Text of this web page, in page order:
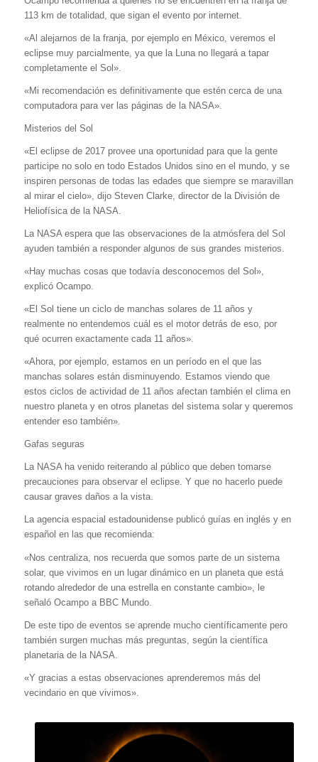
113 km de totalidad, que sigan el evento por internet.
«Al alejarnos de la franja, por ejemplo en México, veremos el
eclipse muy parcialmente, ya que la Luna no llegará a tapar
completamente el Sol».
«Mi recomendación es definitivamente que estén cerca de una
computadora para ver las páginas de la NASA».
Misterios del Sol
«El eclipse de 2017 provee una oportunidad para que la gente
participe no solo en todo Estados Unidos sino en el mundo, y se
inspiren personas de todas las edades que siempre se maravillan
al mirar el cielo», dijo Steven Clarke, director de la División de
Heliofísica de la NASA.
La NASA espera que las observaciones de la atmósfera del Sol
ayuden también a responder algunos de sus grandes misterios.
«Hay muchas cosas que todavía desconocemos del Sol»,
explicó Ocampo.
«El Sol tiene un ciclo de manchas solares de 11 años y
realmente no entendemos cuál es el motor detrás de eso, por
qué ocurren exactamente cada 11 años».
«Ahora, por ejemplo, estamos en un período en el que las
manchas solares están disminuyendo. Estamos viendo que
estos ciclos de actividad de 11 años afectan también el clima en
nuestro planeta y en otros planetas del sistema solar y queremos
entender eso también».
Gafas seguras
La NASA ha venido reiterando al público que deben tomarse
precauciones para observar el eclipse. Y que no hacerlo puede
causar graves daños a la vista.
La agencia espacial estadounidense publicó guías en inglés y en
español en las que recomienda:
«Nos centraliza, nos recuerda que somos parte de un sistema
solar, que vivimos en un lugar dinámico en un planeta que está
rotando alrededor de una estrella en constante cambio», le
señaló Ocampo a BBC Mundo.
De este tipo de eventos se aprende mucho científicamente pero
también surgen muchas más preguntas, según la científica
planetaria de la NASA.
«Y gracias a estas observaciones aprenderemos más del
vecindario en que vivimos».